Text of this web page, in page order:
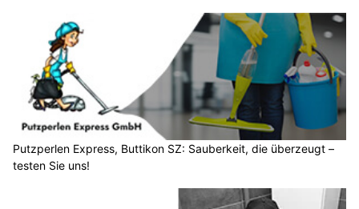
Putzperlen Express, Buttikon SZ: Sauberkeit, die überzeugt –
testen Sie uns!